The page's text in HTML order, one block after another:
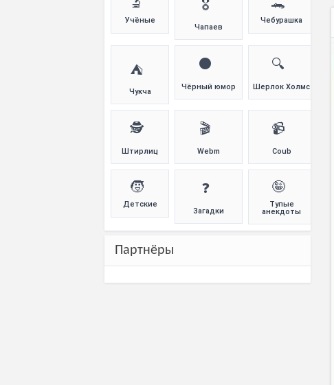
Учёные
🎖️
Чапаев
Чебурашка
⛺
Чукча
⚫
Чёрный юмор
🔍
Шерлок Холмс
🕵️
Штирлиц
🎬
Webm
📹
Coub
🧒
Детские
❓
Загадки
🤪
Тупые
анекдоты
Партнёры